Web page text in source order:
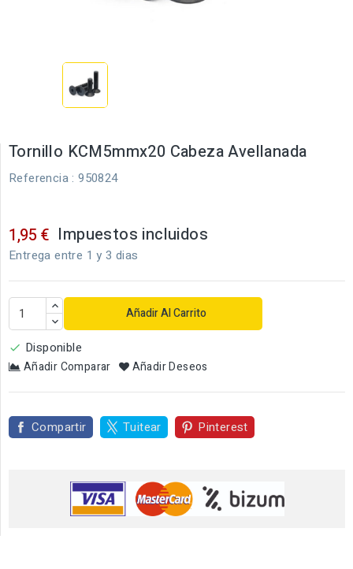
Tornillo KCM5mmx20 Cabeza Avellanada
Referencia : 950824
1,95 € Impuestos incluidos
Entrega entre 1 y 3 dias
Añadir Al Carrito
 Disponible
Añadir Comparar Añadir Deseos
Compartir Tuitear Pinterest